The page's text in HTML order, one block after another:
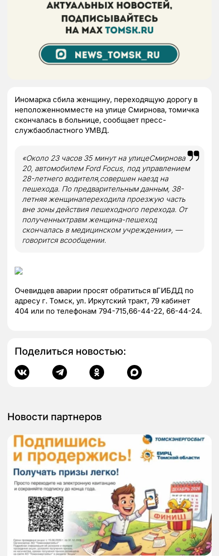
Иномарка сбила женщину, переходящую дорогу в
неположенномместе на улице Смирнова, томичка
скончалась в больнице, сообщает пресс-
службаобластного УМВД.
«Около 23 часов 35 минут на улицеСмирнова
20, автомобилем Ford Focus, под управлением
28-летнего водителя,совершен наезд на
пешехода. По предварительным данным, 38-
летняя женщинапереходила проезжую часть
вне зоны действия пешеходного перехода. От
полученныхтравм женщина-пешеход
скончалась в медицинском учреждении», —
говорится всообщении.
Очевидцев аварии просят обратиться вГИБДД по
адресу г. Томск, ул. Иркутский тракт, 79 кабинет
404 или по телефонам 794-715,66-44-22, 66-44-24.
Поделиться новостью:
Новости партнеров